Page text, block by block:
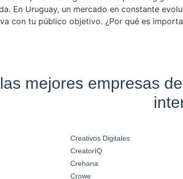
En Uruguay, un mercado en constante
con tu público objetivo. ¿Por qué es
mejores empresas
Creativos Digitales
CreatorIQ
Crehana
Crowe